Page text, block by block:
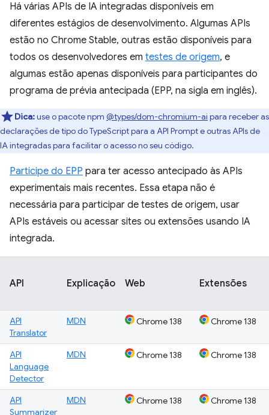
Há várias APIs de IA integradas disponíveis em
diferentes estágios de desenvolvimento. Algumas APIs
estão no Chrome Stable, outras estão disponíveis para
todos os desenvolvedores em testes de origem, e
algumas estão apenas disponíveis para participantes do
programa de prévia antecipada (EPP, na sigla em inglês).
Dica:use o pacote npm @types/dom-chromium-ai para receber as
declarações de tipo do TypeScript para a API Prompt e outras APIs de
IA integradas para facilitar o acesso no seu código.
Participe do EPP para ter acesso antecipado às APIs
experimentais mais recentes. Essa etapa não é
necessária para participar de testes de origem, usar
APIs estáveis ou acessar sites ou extensões usando IA
integrada.
API Explicação Web Extensões
API
Translator
MDN Chrome 138 Chrome 138
API
Language
Detector
MDN Chrome 138 Chrome 138
API
Summarizer
MDN Chrome 138 Chrome 138